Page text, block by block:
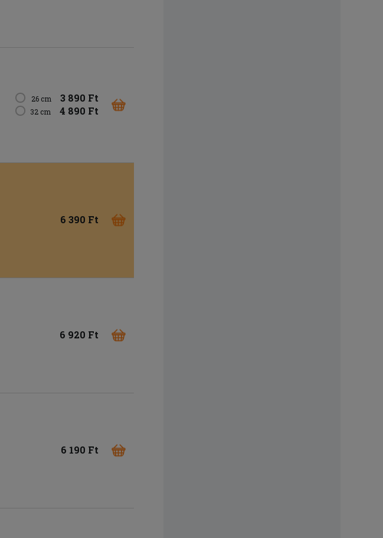
26 cm 3 890 Ft
32 cm 4 890 Ft
6 390 Ft
6 920 Ft
6 190 Ft